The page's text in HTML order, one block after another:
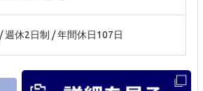
週休2日制 / 年間休日107日